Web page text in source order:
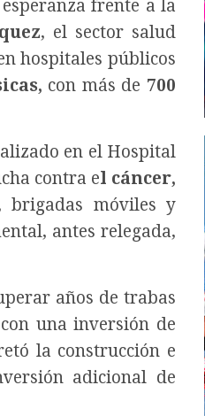
frente a la
, el sector salud
hospitales públicos
con más de 700
en el Hospital
contra el cáncer,
brigadas móviles y
antes relegada,
años de trabas
una inversión de
la construcción e
adicional de